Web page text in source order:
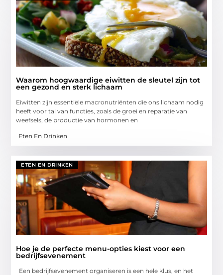
Waarom hoogwaardige eiwitten de sleutel zijn tot
een gezond en sterk lichaam
Eiwitten zijn essentiële macronutriënten die ons lichaam nodig
heeft voor tal van functies, zoals de groei en reparatie van
weefsels, de productie van hormonen en
Eten En Drinken
ETEN EN DRINKEN
Hoe je de perfecte menu-opties kiest voor een
bedrijfsevenement
Een bedrijfsevenement organiseren is een hele klus, en het